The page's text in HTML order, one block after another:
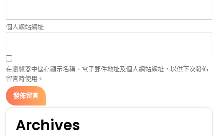
個人網站網址
在瀏覽器中儲存顯示名稱、電子郵件地址及個人網站網址，以供下次發佈
留言時使用。
Archives